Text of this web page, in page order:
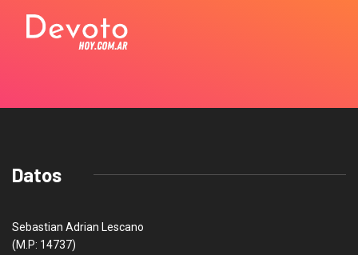
Datos
Sebastian Adrian Lescano
(M.P: 14737)